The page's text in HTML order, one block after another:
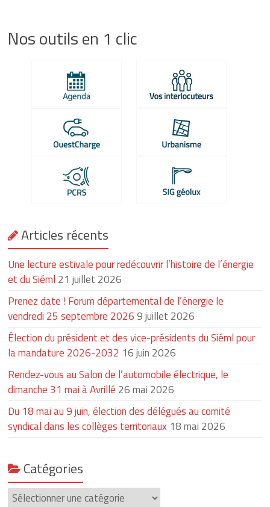
Nos outils en 1 clic
Articles récents
Une lecture estivale pour redécouvrir l’histoire de l’énergie
et du Siéml 21 juillet 2026
Prenez date ! Forum départemental de l’énergie le
vendredi 25 septembre 2026 9 juillet 2026
Élection du président et des vice-présidents du Siéml pour
la mandature 2026-2032 16 juin 2026
Rendez-vous au Salon de l’automobile électrique, le
dimanche 31 mai à Avrillé 26 mai 2026
Du 18 mai au 9 juin, élection des délégués au comité
syndical dans les collèges territoriaux 18 mai 2026
Catégories
Catégories